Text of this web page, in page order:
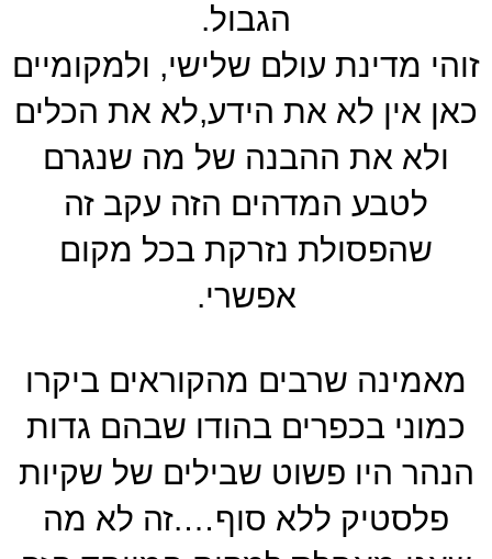
הגבול.
זוהי מדינת עולם שלישי, ולמקומיים
כאן אין לא את הידע,לא את הכלים
ולא את ההבנה של מה שנגרם
לטבע המדהים הזה עקב זה
שהפסולת נזרקת בכל מקום
אפשרי.
מאמינה שרבים מהקוראים ביקרו
כמוני בכפרים בהודו שבהם גדות
הנהר היו פשוט שבילים של שקיות
פלסטיק ללא סוף….זה לא מה